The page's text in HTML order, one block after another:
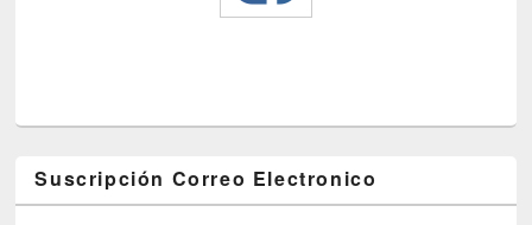
Suscripción Correo Electronico